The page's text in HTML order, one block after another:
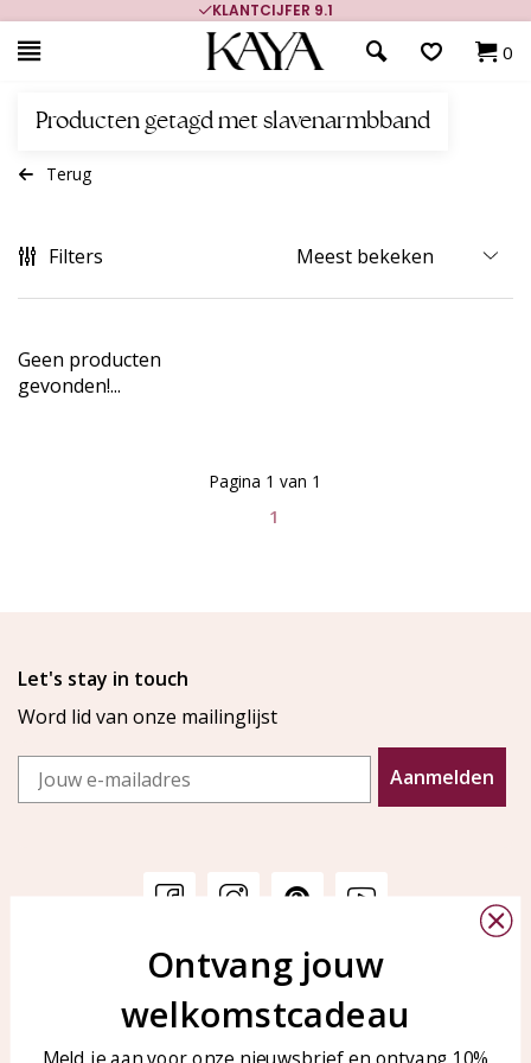
KLANTCIJFER 9.1
0
Producten getagd met slavenarmbband
Terug
Filters
Geen producten
gevonden!...
1
Pagina 1 van 1
Let's stay in touch
Word lid van onze mailinglijst
Email
Aanmelden
Veelgestelde vragen
Sieraden onderhouden
KAYA Sieraden
Bellen of WhatsApp Ma-Vr
tussen 09:00-17:00
Ontvang jouw
welkomstcadeau
Meld je aan voor onze nieuwsbrief en ontvang 10%